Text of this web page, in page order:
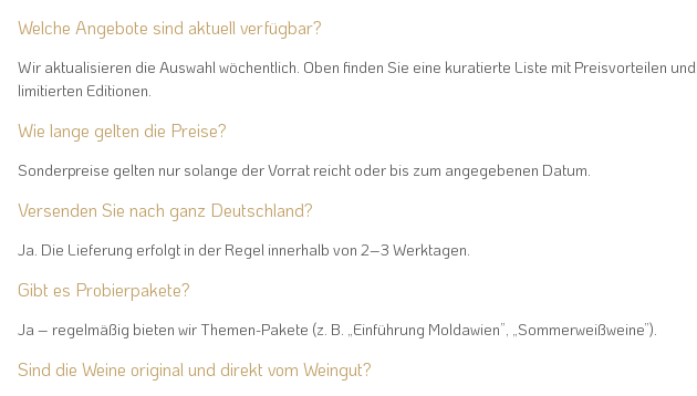
Welche Angebote sind aktuell verfügbar?
Wir aktualisieren die Auswahl wöchentlich. Oben finden Sie eine kuratierte Liste mit Preisvorteilen und
limitierten Editionen.
Wie lange gelten die Preise?
Sonderpreise gelten nur solange der Vorrat reicht oder bis zum angegebenen Datum.
Versenden Sie nach ganz Deutschland?
Ja. Die Lieferung erfolgt in der Regel innerhalb von 2–3 Werktagen.
Gibt es Probierpakete?
Ja – regelmäßig bieten wir Themen-Pakete (z. B. „Einführung Moldawien”, „Sommerweißweine”).
Sind die Weine original und direkt vom Weingut?